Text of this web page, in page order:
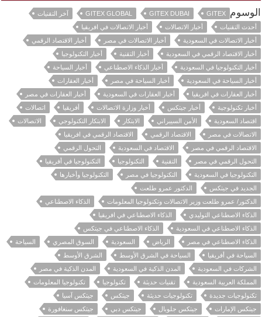
الوسوم GITEX
GITEX DUBAI
GITEX GLOBAL
آخر التقنيات
أحدث التقنيات
أخبار الاتصالات
أخبار الاتصالات في افريقيا
أخبار الاتصالات في السعودية
أخبار الاتصالات في مصر
أخبار الاقتصاد الرقمي
أخبار الاقتصاد الرقمي في السعودية
أخبار التقنية
أخبار التكنولوجيا
أخبار التكنولوجيا في السعودية
أخبار الذكاء الاصطناعي
أخبار السياحة
أخبار السياحة في السعودية
أخبار السياحة في مصر
أخبار العقارات
أخبار العقارات في افريقيا
أخبار العقارات في السعودية
أخبار العقارات في مصر
أخبار تكنولوجية
أخبار جيتكس أخبار وزارة الاتصالات أفريقيا
اتصالات
اقتصاد السعودية
الأمن السيبراني الابتكار الابتكار التكنولوجي
الاتصالات
الاتصالات في مصر
الاقتصاد الرقمي
الاقتصاد الرقمي في افريقيا
الاقتصاد الرقمي في مصر
الاقتصاد في السعودية
التحول الرقمي
التحول الرقمي في مصر
التقنية التكنولوجيا
التكنولوجيا في أفريقيا
التكنولوجيا في السعودية
التكنولوجيا في مصر
التكنولوجيا وأخبارها
الجديد في جيتكس
الدكتور عمرو طلعت
الدكتور/ عمرو طلعت وزير الاتصالات وتكنولوجيا المعلومات
الذكاء الاصطناعي
الذكاء الاصطناعي التوليدي
الذكاء الاصطناعي في افريقيا
الذكاء الاصطناعي في السعودية
الذكاء الاصطناعي في جيتكس
الذكاء الاصطناعي في مصر
الرياض السعودية السوق المصري
السياحة
السياحة في أفريقيا
السياحة في الشرق الأوسط
الشرق الأوسط
الشركات في السعودية
المدن الذكية في السعودية
المدن الذكية في مصر
المملكة العربية السعودية
تقنيات حديثة تكنولوجيا
تكنولوجيا المعلومات
تكنولوجيات جديدة
تكنولوجيات حديثة جيتكس
جيتكس آسيا
جيتكس الإمارات
جيتكس جلوبال جيتكس دبي
جيتكس سنغافورة